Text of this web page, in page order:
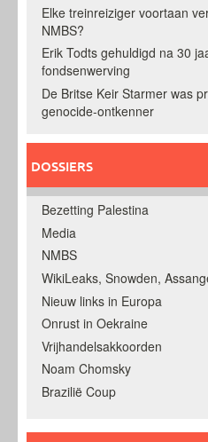
Elke treinreiziger voortaan
NMBS?
Erik Todts gehuldigd na 30
fondsenwerving
De Britse Keir Starmer was
genocide-ontkenner
DOSSIERS
Bezetting Palestina
Media
NMBS
WikiLeaks, Snowden,
Nieuw links in Europa
Onrust in Oekraine
Vrijhandelsakkoorden
Noam Chomsky
Brazilië Coup